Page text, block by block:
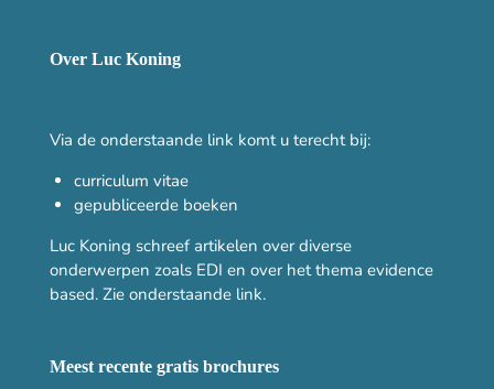
Over Luc Koning
Via de onderstaande link komt u terecht bij:
curriculum vitae
gepubliceerde boeken
Luc Koning schreef artikelen over diverse
onderwerpen zoals EDI en over het thema evidence
based. Zie onderstaande link.
Meest recente gratis brochures